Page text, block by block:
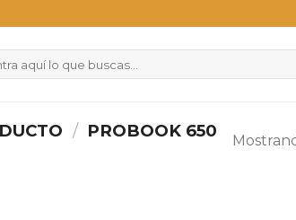
/ PROBOOK 650